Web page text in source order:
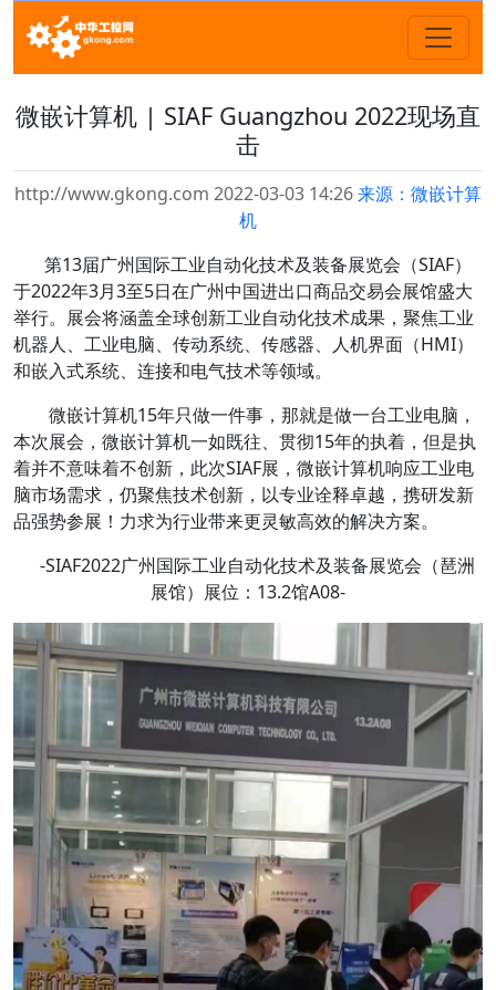
微嵌计算机 | SIAF Guangzhou 2022现场直
击
http://www.gkong.com 2022-03-03 14:26来源：微嵌计算
机
第13届广州国际工业自动化技术及装备展览会（SIAF）
于2022年3月3至5日在广州中国进出口商品交易会展馆盛大
举行。展会将涵盖全球创新工业自动化技术成果，聚焦工业
机器人、工业电脑、传动系统、传感器、人机界面（HMI）
和嵌入式系统、连接和电气技术等领域。
微嵌计算机15年只做一件事，那就是做一台工业电脑，
本次展会，微嵌计算机一如既往、贯彻15年的执着，但是执
着并不意味着不创新，此次SIAF展，微嵌计算机响应工业电
脑市场需求，仍聚焦技术创新，以专业诠释卓越，携研发新
品强势参展！力求为行业带来更灵敏高效的解决方案。
-SIAF2022广州国际工业自动化技术及装备展览会（琶洲
展馆）展位：13.2馆A08-